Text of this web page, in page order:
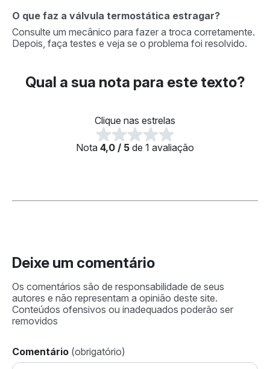
O que faz a válvula termostática estragar?
Consulte um mecânico para fazer a troca corretamente.
Depois, faça testes e veja se o problema foi resolvido.
Qual a sua nota para este texto?
Clique nas estrelas
Nota 4,0 / 5 de 1 avaliação
Deixe um comentário
Comentário